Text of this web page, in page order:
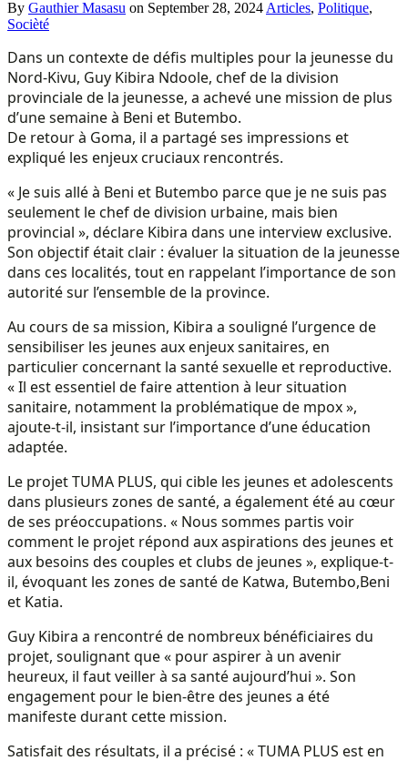
By Gauthier Masasu on September 28, 2024 Articles, Politique,
Socièté
Dans un contexte de défis multiples pour la jeunesse du
Nord-Kivu, Guy Kibira Ndoole, chef de la division
provinciale de la jeunesse, a achevé une mission de plus
d’une semaine à Beni et Butembo.
De retour à Goma, il a partagé ses impressions et
expliqué les enjeux cruciaux rencontrés.
« Je suis allé à Beni et Butembo parce que je ne suis pas
seulement le chef de division urbaine, mais bien
provincial », déclare Kibira dans une interview exclusive.
Son objectif était clair : évaluer la situation de la jeunesse
dans ces localités, tout en rappelant l’importance de son
autorité sur l’ensemble de la province.
Au cours de sa mission, Kibira a souligné l’urgence de
sensibiliser les jeunes aux enjeux sanitaires, en
particulier concernant la santé sexuelle et reproductive.
« Il est essentiel de faire attention à leur situation
sanitaire, notamment la problématique de mpox »,
ajoute-t-il, insistant sur l’importance d’une éducation
adaptée.
Le projet TUMA PLUS, qui cible les jeunes et adolescents
dans plusieurs zones de santé, a également été au cœur
de ses préoccupations. « Nous sommes partis voir
comment le projet répond aux aspirations des jeunes et
aux besoins des couples et clubs de jeunes », explique-t-
il, évoquant les zones de santé de Katwa, Butembo,Beni
et Katia.
Guy Kibira a rencontré de nombreux bénéficiaires du
projet, soulignant que « pour aspirer à un avenir
heureux, il faut veiller à sa santé aujourd’hui ». Son
engagement pour le bien-être des jeunes a été
manifeste durant cette mission.
Satisfait des résultats, il a précisé : « TUMA PLUS est en